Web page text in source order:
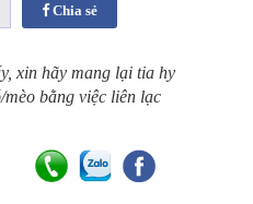
Chia sẻ
xin hãy mang lại tia hy
mèo bằng việc liên lạc